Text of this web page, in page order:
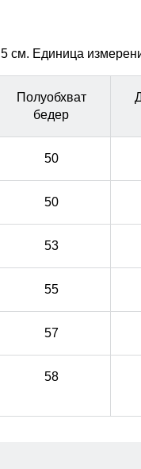
Капюшон
воздействия
дождь
см. Единица
Полуобхват
бедер
50
50
53
55
57
58